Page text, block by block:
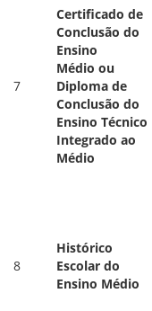
7
Certificado de
Conclusão do
Ensino
Médio ou
Diploma de
Conclusão do
Ensino Técnico
Integrado ao
Médio
8
Histórico
Escolar do
Ensino Médio